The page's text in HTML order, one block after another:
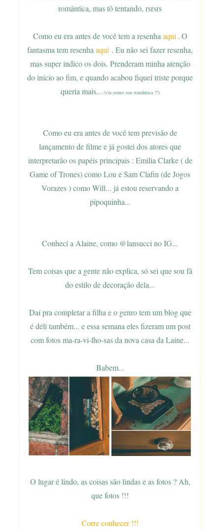
romântica, mas tô tentando, rsrsrs
Como eu era antes de você tem a resenha aqui .O
fantasma tem resenha aqui . Eu não sei fazer resenha,
mas super indico os dois. Prenderam minha atenção
do início ao fim, e quando acabou fiquei triste porque
queria mais... (viu como sou romântica ??)
Como eu era antes de você tem previsão de
lançamento de filme e já gostei dos atores que
interpretarão os papéis principais : Emilia Clarke ( de
Game of Trones) como Lou e Sam Clafin (de Jogos
Vorazes ) como Will... já estou reservando a
pipoquinha...
Conheci a Alaine, como @lansucci no IG...
Tem coisas que a gente não explica, só sei que sou fã
do estilo de decoração dela...
Daí pra completar a filha e o genro tem um blog que
é déli também... e essa semana eles fizeram um post
com fotos ma-ra-vi-lho-sas da nova casa da Laine...
Babem...
O lugar é lindo, as coisas são lindas e as fotos ? Ah,
que fotos !!!
Corre conhecer !!!